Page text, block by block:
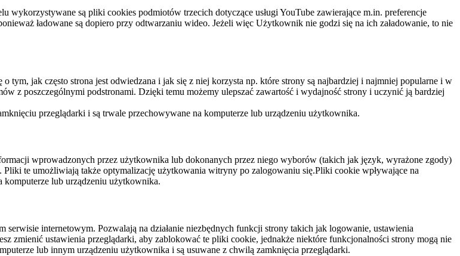
wykorzystywane są pliki cookies podmiotów trzecich dotyczące usługi YouTube zawierające m.in. preferencje
ładowane są dopiero przy odtwarzaniu wideo. Jeżeli więc Użytkownik nie godzi się na ich załadowanie, to nie
tym, jak często strona jest odwiedzana i jak się z niej korzysta np. które strony są najbardziej i najmniej popularne i w
z poszczególnymi podstronami. Dzięki temu możemy ulepszać zawartość i wydajność strony i uczynić ją bardziej
przeglądarki i są trwale przechowywane na komputerze lub urządzeniu użytkownika.
wprowadzonych przez użytkownika lub dokonanych przez niego wyborów (takich jak język, wyrażone zgody)
te umożliwiają także optymalizację użytkowania witryny po zalogowaniu się.Pliki cookie wpływające na
komputerze lub urządzeniu użytkownika.
internetowym. Pozwalają na działanie niezbędnych funkcji strony takich jak logowanie, ustawienia
zmienić ustawienia przeglądarki, aby zablokować te pliki cookie, jednakże niektóre funkcjonalności strony mogą nie
lub innym urządzeniu użytkownika i są usuwane z chwilą zamknięcia przeglądarki.